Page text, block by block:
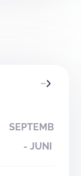
SEPTEMBER
- JUNI